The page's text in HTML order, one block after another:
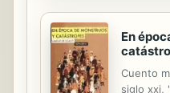
vida
cada
demás y
En
Cuento
siglo xxi,